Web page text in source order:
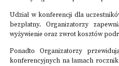
Udział w konferencji dla
bezpłatny. Organizatorzy
wyżywienie oraz zwrot kosztów
Ponadto Organizatorzy
konferencyjnych na łamach